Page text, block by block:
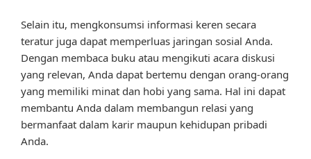
Selain itu, mengkonsumsi informasi keren secara
teratur juga dapat memperluas jaringan sosial Anda.
Dengan membaca buku atau mengikuti acara diskusi
yang relevan, Anda dapat bertemu dengan orang-orang
yang memiliki minat dan hobi yang sama. Hal ini dapat
membantu Anda dalam membangun relasi yang
bermanfaat dalam karir maupun kehidupan pribadi
Anda.